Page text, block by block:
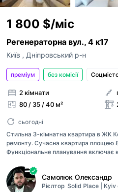
1 800 $/міс
Регенераторна вул., 4 к17
Київ , Дніпровський р-н
преміум без комісії
2 кімнати
80 / 35 / 40 м²
сьогодні
Стильна 3-кімнатна квартира в ЖК
ремонту. Сучасна квартира площею
Функціональне планування включає
виконаний у світлих тонах із
вітальні встановлений декоративний
що створює особливий затишок у
Самолюк Олександр
Рієлтор Solid Place | Kyiv